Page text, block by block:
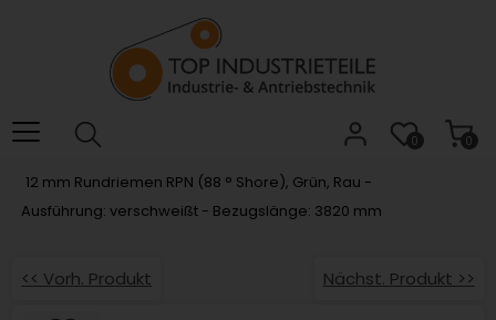
das
Barrierefreiheitsmenü
0
0
12 mm Rundriemen RPN (88 ° Shore), Grün, Rau -
Ausführung: verschweißt - Bezugslänge: 3820 mm
<< Vorh. Produkt Nächst. Produkt >>